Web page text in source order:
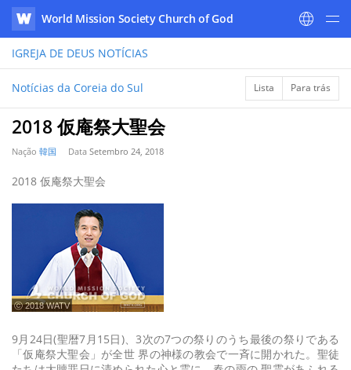
WATV
World Mission Society Church of God
IGREJA DE DEUS NOTÍCIAS
Notícias da Coreia do Sul Lista Para trás
2018 仮庵祭大聖会
Nação 韓国 Data Setembro 24, 2018
2018 仮庵祭大聖会
ⓒ 2018 WATV
9月24日(聖暦7月15日)、3次の7つの祭りのうち最後の祭りである
「仮庵祭大聖会」が全世 界の神様の教会で一斉に開かれた。聖徒